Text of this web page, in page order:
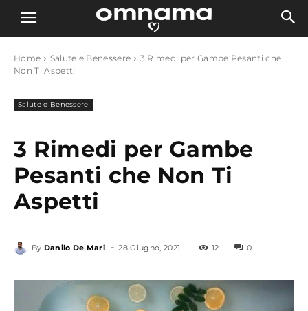
Home Salute e Benessere
3 Rimedi per Gambe Pesanti che
Non Ti Aspetti
Salute e Benessere
3 Rimedi per Gambe
Pesanti che Non Ti
Aspetti
By Danilo De Mari - 28 Giugno, 2021 12 0